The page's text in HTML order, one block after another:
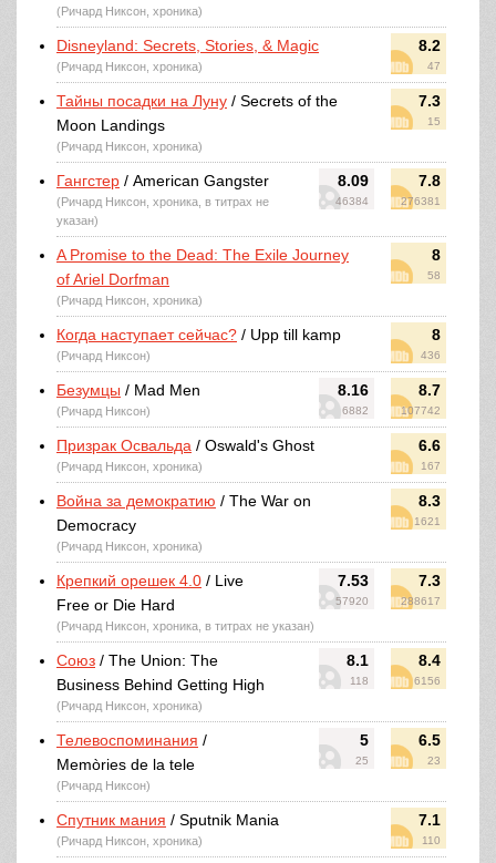
(Ричард Никсон, хроника)
8.2
47
Disneyland: Secrets, Stories, & Magic
(Ричард Никсон, хроника)
7.3
15
Тайны посадки на Луну / Secrets of the
Moon Landings
(Ричард Никсон, хроника)
8.09
46384
7.8
276381
Гангстер / American Gangster
(Ричард Никсон, хроника, в титрах не
указан)
8
58
A Promise to the Dead: The Exile Journey
of Ariel Dorfman
(Ричард Никсон, хроника)
8
436
Когда наступает сейчас? / Upp till kamp
(Ричард Никсон)
8.16
6882
8.7
107742
Безумцы / Mad Men
(Ричард Никсон)
6.6
167
Призрак Освальда / Oswald's Ghost
(Ричард Никсон, хроника)
8.3
1621
Война за демократию / The War on
Democracy
(Ричард Никсон, хроника)
7.53
57920
7.3
288617
Крепкий орешек 4.0 / Live
Free or Die Hard
(Ричард Никсон, хроника, в титрах не указан)
8.1
118
8.4
6156
Союз / The Union: The
Business Behind Getting High
(Ричард Никсон, хроника)
5
25
6.5
23
Телевоспоминания /
Memòries de la tele
(Ричард Никсон)
7.1
110
Спутник мания / Sputnik Mania
(Ричард Никсон, хроника)